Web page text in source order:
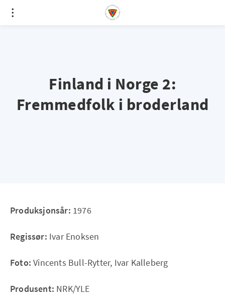
Finland i Norge 2:
Fremmedfolk i broderland
Produksjonsår: 1976
Regissør: Ivar Enoksen
Foto: Vincents Bull-Rytter, Ivar Kalleberg
Produsent: NRK/YLE